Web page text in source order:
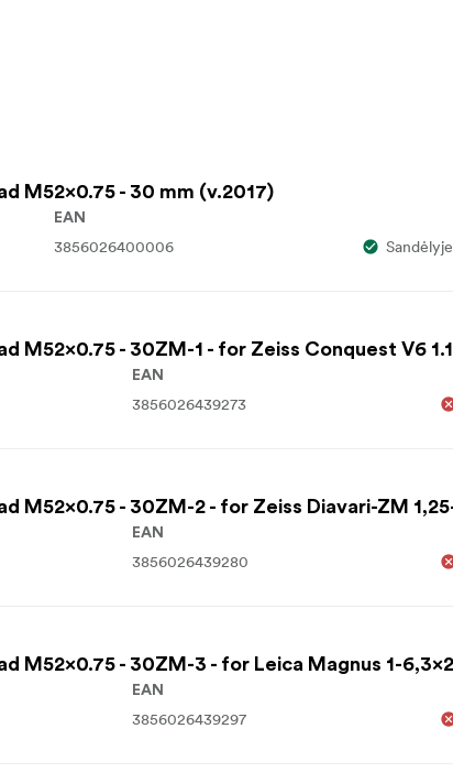
M52x0.75 - 30 mm (v.2017)
EAN
3856026400006 Sandėlyje
M52x0.75 - 30ZM-1 - for Zeiss Conquest V6
EAN
3856026439273
M52x0.75 - 30ZM-2 - for Zeiss Diavari-ZM
EAN
3856026439280
M52x0.75 - 30ZM-3 - for Leica Magnus 1-
EAN
3856026439297